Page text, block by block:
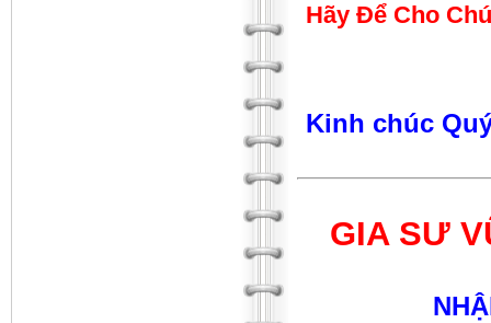
Hãy Để Cho
Kinh chúc
GIA SƯ